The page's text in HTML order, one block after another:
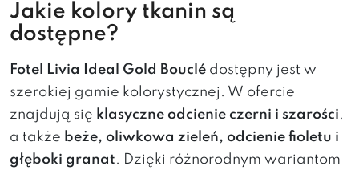
Jakie kolory tkanin są
dostępne?
Fotel Livia Ideal Gold Bouclé dostępny jest w
szerokiej gamie kolorystycznej. W ofercie
znajdują się klasyczne odcienie czerni i szarości,
a także beże, oliwkowa zieleń, odcienie fioletu i
głęboki granat. Dzięki różnorodnym wariantom